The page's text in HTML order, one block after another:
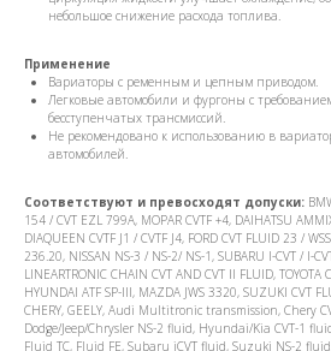
небольшое снижение расхода топлива.
Применение
Вариаторы с ременным и цепным приводом.
Легковые автомобили и фургоны с
бесступенчатых трансмиссий.
Не рекомендовано к использованию в
автомобилей.
Соответствуют и превосходят допуски:
154 / CVT EZL 799A, MOPAR CVTF +4, DAIHATSU
DIAQUEEN CVTF J1 / CVTF J4, FORD CVT FLUID 23 /
236.20, NISSAN NS-3 / NS-2/ NS-1, SUBARU I-CVT / I-
LINEARTRONIC CHAIN CVT AND CVT II FLUID, TOYOTA
HYUNDAI ATF SP-III, MAZDA JWS 3320, SUZUKI CVT
CHERY, GEELY, Audi Multitronic transmission, Chery
Dodge/Jeep/Chrysler NS-2 fluid, Hyundai/Kia CVT-1
Fluid TC, Fluid FE, Subaru iCVT fluid, Suzuki NS-2